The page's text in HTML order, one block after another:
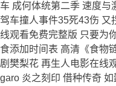
车 成何体统第二季 速度与
驾车撞人事件35死43伤 又
线观看免费完整版 只要为
食添加时间表 高清《食物
剧樊梨花 再生人电影在线
garo 炎之刻印 借种传奇